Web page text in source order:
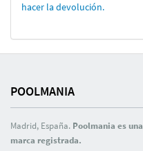
hacer la devolución.
POOLMANIA
Madrid, España. Poolmania es una
marca registrada.